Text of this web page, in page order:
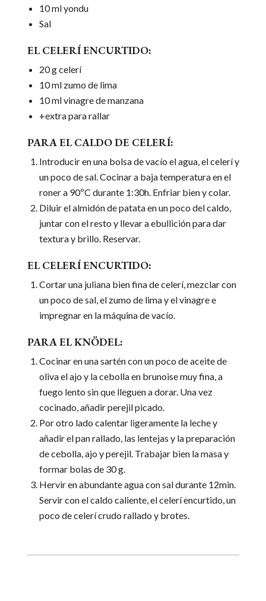
10 ml yondu
Sal
EL CELERÍ ENCURTIDO:
20 g celerí
10 ml zumo de lima
10 ml vinagre de manzana
+extra para rallar
PARA EL CALDO DE CELERÍ:
Introducir en una bolsa de vacío el agua, el celerí y
un poco de sal. Cocinar a baja temperatura en el
roner a 90ºC durante 1:30h. Enfriar bien y colar.
Diluir el almidón de patata en un poco del caldo,
juntar con el resto y llevar a ebullición para dar
textura y brillo. Reservar.
EL CELERÍ ENCURTIDO:
Cortar una juliana bien fina de celerí, mezclar con
un poco de sal, el zumo de lima y el vinagre e
impregnar en la máquina de vacío.
PARA EL KNÖDEL:
Cocinar en una sartén con un poco de aceite de
oliva el ajo y la cebolla en brunoise muy fina, a
fuego lento sin que lleguen a dorar. Una vez
cocinado, añadir perejil picado.
Por otro lado calentar ligeramente la leche y
añadir el pan rallado, las lentejas y la preparación
de cebolla, ajo y perejil. Trabajar bien la masa y
formar bolas de 30 g.
Hervir en abundante agua con sal durante 12min.
Servir con el caldo caliente, el celerí encurtido, un
poco de celerí crudo rallado y brotes.